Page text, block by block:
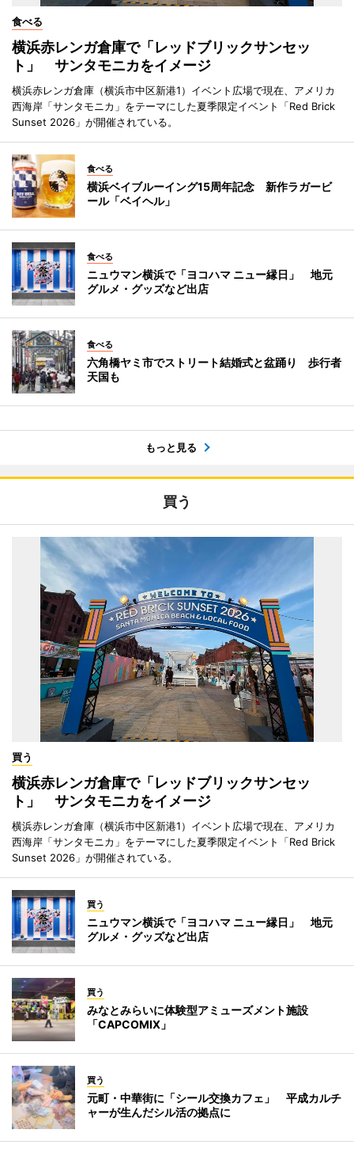
食べる
横浜赤レンガ倉庫で「レッドブリックサンセッ
ト」 サンタモニカをイメージ
横浜赤レンガ倉庫（横浜市中区新港1）イベント広場で現在、アメリカ
西海岸「サンタモニカ」をテーマにした夏季限定イベント「Red Brick
Sunset 2026」が開催されている。
食べる
横浜ベイブルーイング15周年記念 新作ラガービ
ール「ベイヘル」
食べる
ニュウマン横浜で「ヨコハマ ニュー縁日」 地元
グルメ・グッズなど出店
食べる
六角橋ヤミ市でストリート結婚式と盆踊り 歩行者
天国も
もっと見る
買う
買う
横浜赤レンガ倉庫で「レッドブリックサンセッ
ト」 サンタモニカをイメージ
横浜赤レンガ倉庫（横浜市中区新港1）イベント広場で現在、アメリカ
西海岸「サンタモニカ」をテーマにした夏季限定イベント「Red Brick
Sunset 2026」が開催されている。
買う
ニュウマン横浜で「ヨコハマ ニュー縁日」 地元
グルメ・グッズなど出店
買う
みなとみらいに体験型アミューズメント施設
「CAPCOMIX」
買う
元町・中華街に「シール交換カフェ」 平成カルチ
ャーが生んだシル活の拠点に